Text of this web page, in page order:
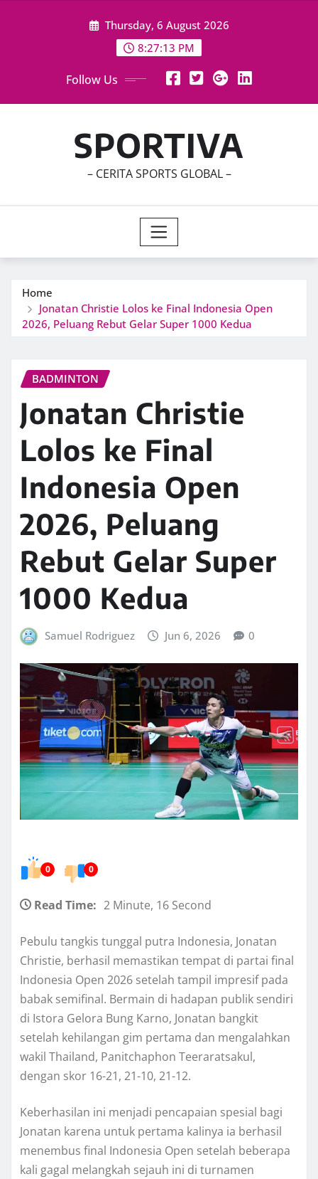
Thursday, 6 August 2026
8:27:14 PM
Follow Us
SPORTIVA
– CERITA SPORTS GLOBAL –
Home
Jonatan Christie Lolos ke Final Indonesia Open
2026, Peluang Rebut Gelar Super 1000 Kedua
BADMINTON
Jonatan Christie
Lolos ke Final
Indonesia Open
2026, Peluang
Rebut Gelar Super
1000 Kedua
Samuel Rodriguez Jun 6, 2026 0
0 0
Read Time: 2 Minute, 16 Second
Pebulu tangkis tunggal putra Indonesia, Jonatan
Christie, berhasil memastikan tempat di partai final
Indonesia Open 2026 setelah tampil impresif pada
babak semifinal. Bermain di hadapan publik sendiri
di Istora Gelora Bung Karno, Jonatan bangkit
setelah kehilangan gim pertama dan mengalahkan
wakil Thailand, Panitchaphon Teeraratsakul,
dengan skor 16-21, 21-10, 21-12.
Keberhasilan ini menjadi pencapaian spesial bagi
Jonatan karena untuk pertama kalinya ia berhasil
menembus final Indonesia Open setelah beberapa
kali gagal melangkah sejauh ini di turnamen